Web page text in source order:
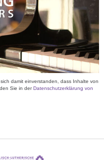
damit einverstanden, dass Inhalte von
Sie in derDatenschutzerklärung von